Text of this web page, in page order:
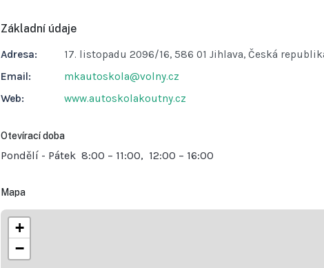
Základní údaje
Adresa:
17. listopadu 2096/16, 586 01 Jihlava, Česká
Email:
mkautoskola@volny.cz
Web:
www.autoskolakoutny.cz
Otevírací doba
Pondělí - Pátek 8:00 – 11:00, 12:00 – 16:00
Mapa
+
−